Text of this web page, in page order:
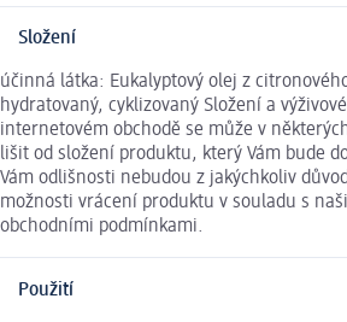
Složení
účinná látka: Eukalyptový olej z
hydratovaný, cyklizovaný Složení a
internetovém obchodě se může v
lišit od složení produktu, který Vám bude
Vám odlišnosti nebudou z jakýchkoliv
možnosti vrácení produktu v souladu s
obchodními podmínkami.
Použití